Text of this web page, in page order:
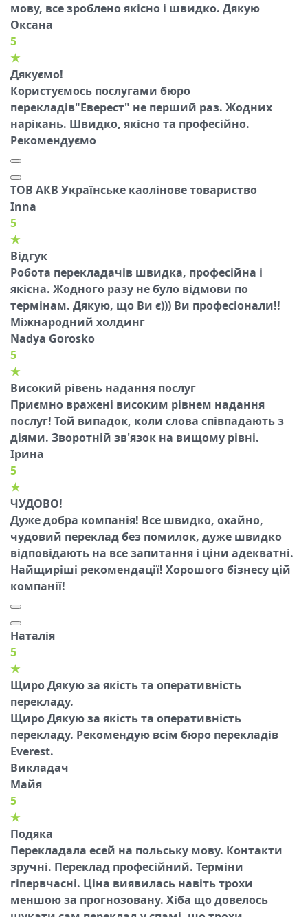
мову, все зроблено якісно і швидко. Дякую
Оксана
5
★
Дякуємо!
Користуємось послугами бюро
перекладів"Еверест" не перший раз. Жодних
нарікань. Швидко, якісно та професійно.
Рекомендуємо
ТОВ АКВ Українське каолінове товариство
Inna
5
★
Відгук
Робота перекладачів швидка, професійна і
якісна. Жодного разу не було відмови по
термінам. Дякую, що Ви є))) Ви професіонали!!
Міжнародний холдинг
Nadya Gorosko
5
★
Високий рівень надання послуг
Приємно вражені високим рівнем надання
послуг! Той випадок, коли слова співпадають з
діями. Зворотній зв'язок на вищому рівні.
Ірина
5
★
ЧУДОВО!
Дуже добра компанія! Все швидко, охайно,
чудовий переклад без помилок, дуже швидко
відповідають на все запитання і ціни адекватні.
Найщиріші рекомендації! Хорошого бізнесу цій
компанії!
Наталія
5
★
Щиро Дякую за якість та оперативність
перекладу.
Щиро Дякую за якість та оперативність
перекладу. Рекомендую всім бюро перекладів
Everest.
Викладач
Майя
5
★
Подяка
Перекладала есей на польську мову. Контакти
зручні. Переклад професійний. Терміни
гіпервчасні. Ціна виявилась навіть трохи
меншою за прогнозовану. Хіба що довелось